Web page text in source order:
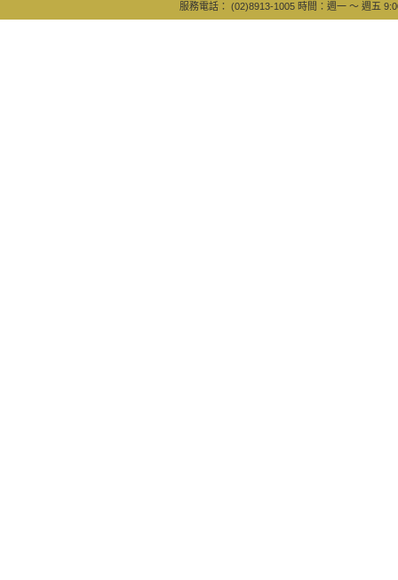
服務電話： (02)8913-1005 時間：週一 ～ 週五